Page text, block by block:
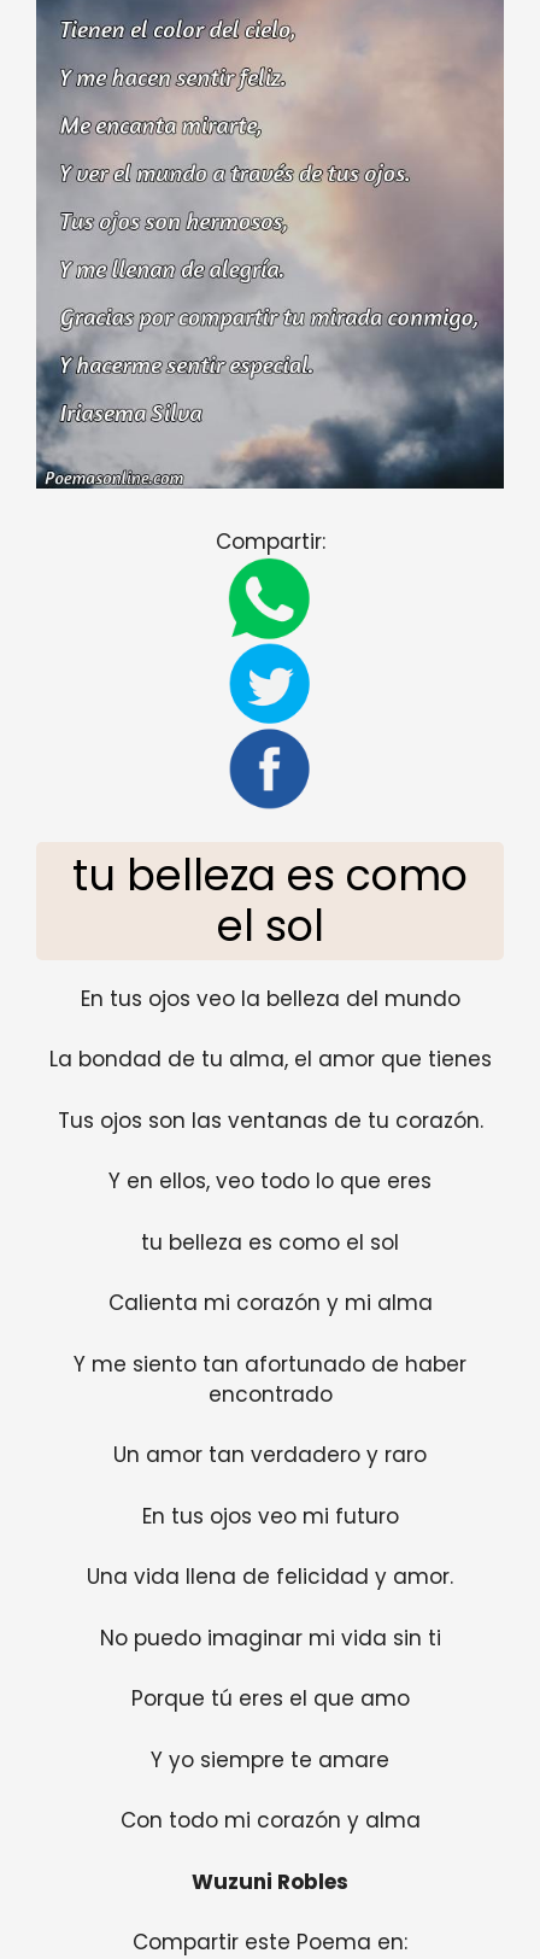
Compartir:
tu belleza es como
el sol
En tus ojos veo la belleza del mundo
La bondad de tu alma, el amor que tienes
Tus ojos son las ventanas de tu corazón.
Y en ellos, veo todo lo que eres
tu belleza es como el sol
Calienta mi corazón y mi alma
Y me siento tan afortunado de haber
encontrado
Un amor tan verdadero y raro
En tus ojos veo mi futuro
Una vida llena de felicidad y amor.
No puedo imaginar mi vida sin ti
Porque tú eres el que amo
Y yo siempre te amare
Con todo mi corazón y alma
Wuzuni Robles
Compartir este Poema en: